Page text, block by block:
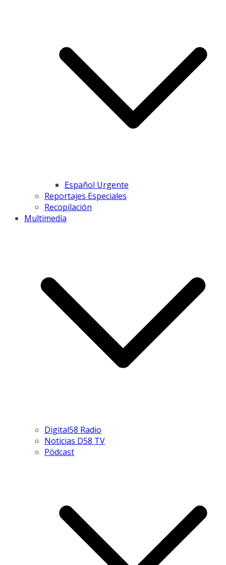
Español Urgente
Reportajes Especiales
Recopilación
Multimedia
Digital58 Radio
Noticias D58 TV
Pódcast